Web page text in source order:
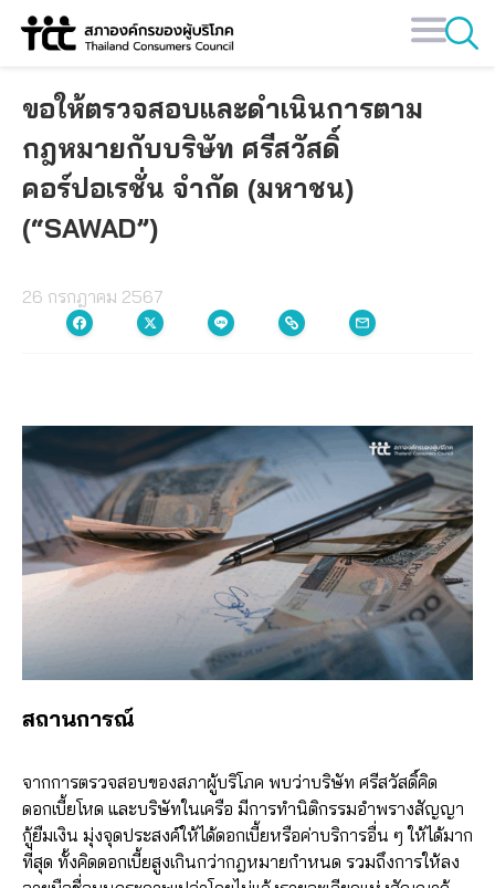
Skip
ขอให้ตรวจสอบและดำเนินการตาม
กฎหมายกับบริษัท ศรีสวัสดิ์
คอร์ปอเรชั่น จำกัด (มหาชน)
(“SAWAD”)
26 กรกฎาคม 2567
สถานการณ์
จากการตรวจสอบของสภาผู้บริโภค พบว่าบริษัท ศรีสวัสดิ์คิด
ดอกเบี้ยโหด และบริษัทในเครือ มีการทำนิติกรรมอำพรางสัญญา
กู้ยืมเงิน มุ่งจุดประสงค์ให้ได้ดอกเบี้ยหรือค่าบริการอื่น ๆ ให้ได้มาก
ที่สุด ทั้งคิดดอกเบี้ยสูงเกินกว่ากฎหมายกำหนด รวมถึงการให้ลง